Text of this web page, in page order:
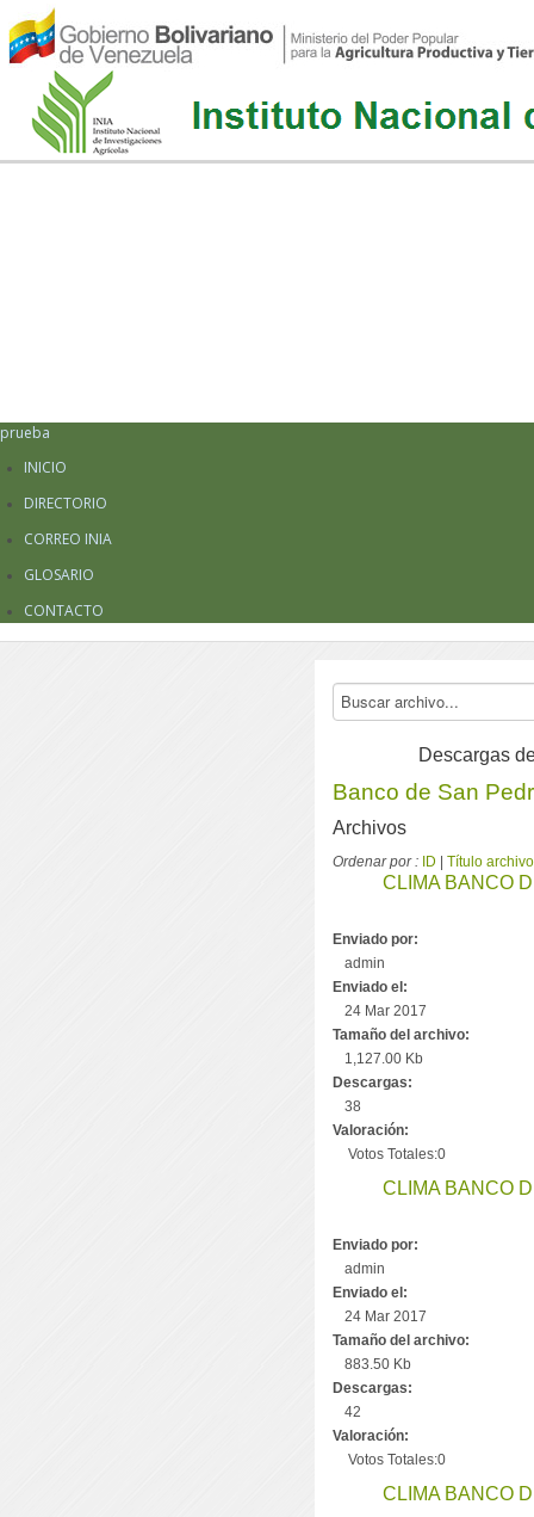
prueba
INICIO
DIRECTORIO
CORREO INIA
GLOSARIO
CONTACTO
Descargas
Banco de San
Archivos
Ordenar por : ID Título archivo
CLIMA BANCO
Enviado por:
admin
Enviado el:
24 Mar 2017
Tamaño del archivo:
1,127.00 Kb
Descargas:
38
Valoración:
Votos Totales:0
CLIMA BANCO
Enviado por:
admin
Enviado el:
24 Mar 2017
Tamaño del archivo:
883.50 Kb
Descargas:
42
Valoración:
Votos Totales:0
CLIMA BANCO